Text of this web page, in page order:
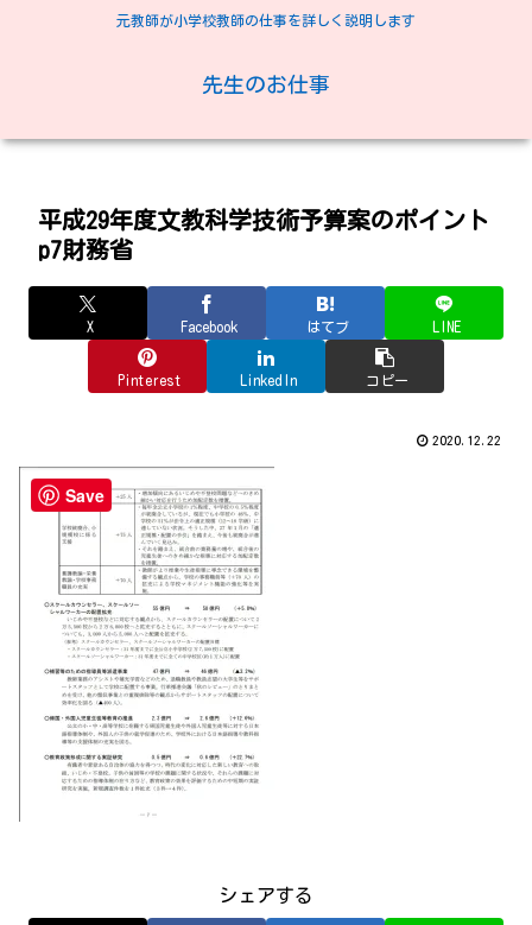
元教師が小学校教師の仕事を詳しく説明します
先生のお仕事
平成29年度文教科学技術予算案のポイント
p7財務省
X Facebook はてブ LINE
Pinterest LinkedIn コピー
2020.12.22
シェアする
Save